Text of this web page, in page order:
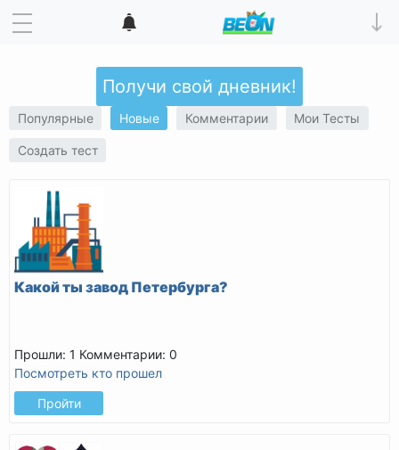
Получи свой дневник!
Популярные Новые Комментарии Мои Тесты
Создать тест
Какой ты завод Петербурга?
Прошли: 1 Комментарии: 0
Посмотреть кто прошел
Пройти